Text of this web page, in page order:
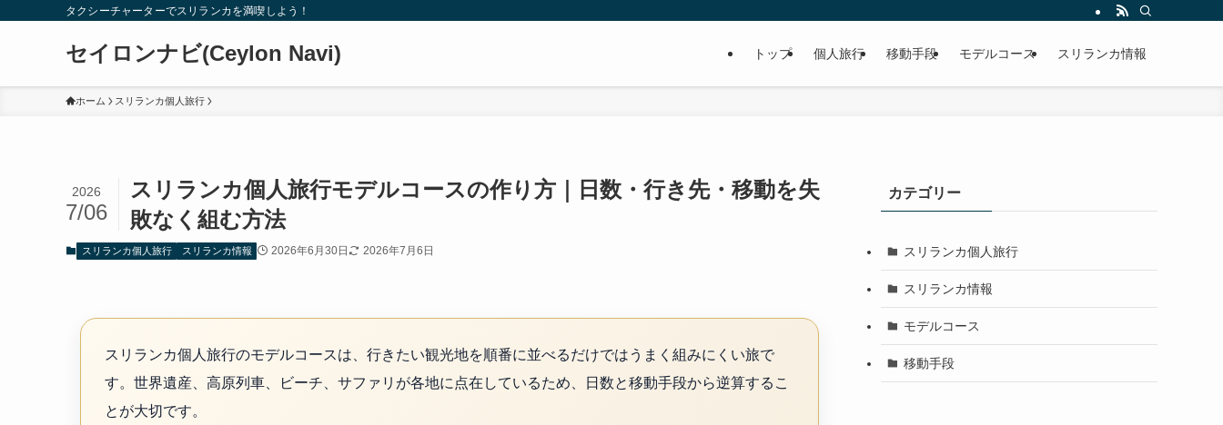
タクシーチャーターでスリランカを満喫しよう！
セイロンナビ(Ceylon Navi) トップ 個人旅行 移動手段 モデルコース スリランカ情報
ホーム スリランカ個人旅行
スリランカ個人旅行モデルコースの作り方｜日数・行き先・移動を失
敗なく組む方法
2026
7/06
スリランカ個人旅行 スリランカ情報 2026年6月30日 2026年7月6日
スリランカ個人旅行のモデルコースは、行きたい観光地を順番に並べるだけではうまく組みにくい旅で
す。世界遺産、高原列車、ビーチ、サファリが各地に点在しているため、日数と移動手段から逆算するこ
とが大切です。
カテゴリー
スリランカ個人旅行
スリランカ情報
モデルコース
移動手段